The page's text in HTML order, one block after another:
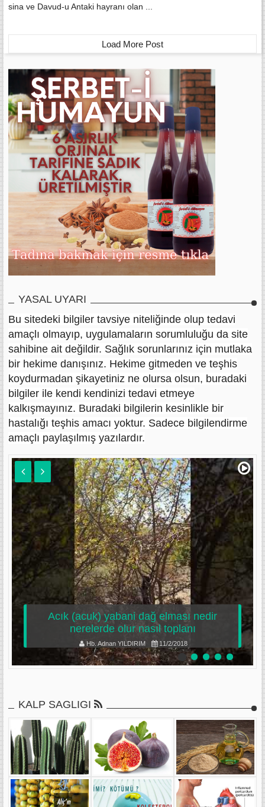
sina ve Davud-u Antaki hayranı olan ...
Load More Post
YASAL UYARI
Bu sitedeki bilgiler tavsiye niteliğinde olup tedavi
amaçlı olmayıp, uygulamaların sorumluluğu da site
sahibine ait değildir. Sağlık sorunlarınız için mutlaka
bir hekime danışınız. Hekime gitmeden ve teşhis
koydurmadan şikayetiniz ne olursa olsun, buradaki
bilgiler ile kendi kendinizi tedavi etmeye
kalkışmayınız. Buradaki bilgilerin kesinlikle bir
hastalığı teşhis amacı yoktur. Sadece bilgilendirme
amaçlı paylaşılmış yazılardır.
Acık (acuk) yabani dağ elması nedir
nerelerde olur nasıl toplanı
Hb. Adnan YILDIRIM 11/2/2018
KALP SAGLIGI